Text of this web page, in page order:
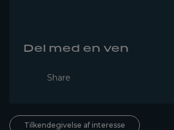
Del med en ven
Share
Tilkendegivelse af interesse